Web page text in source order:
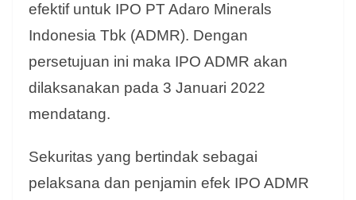
efektif untuk IPO PT Adaro Minerals
Indonesia Tbk (ADMR). Dengan
persetujuan ini maka IPO ADMR akan
dilaksanakan pada 3 Januari 2022
mendatang.
Sekuritas yang bertindak sebagai
pelaksana dan penjamin efek IPO ADMR